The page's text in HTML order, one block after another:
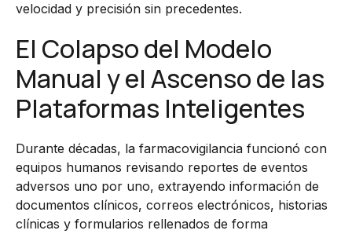
velocidad y precisión sin precedentes.
El Colapso del Modelo
Manual y el Ascenso de las
Plataformas Inteligentes
Durante décadas, la farmacovigilancia funcionó con
equipos humanos revisando reportes de eventos
adversos uno por uno, extrayendo información de
documentos clínicos, correos electrónicos, historias
clínicas y formularios rellenados de forma